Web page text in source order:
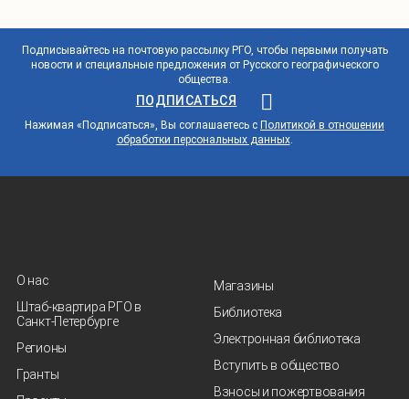
Подписывайтесь на почтовую рассылку РГО, чтобы первыми получать
новости и специальные предложения от Русского географического
общества.
ПОДПИСАТЬСЯ
Нажимая «Подписаться», Вы соглашаетесь с Политикой в отношении
обработки персональных данных.
О нас
Штаб-квартира РГО в
Санкт‑Петербурге
Регионы
Гранты
Магазины
Библиотека
Электронная библиотека
Вступить в общество
Взносы и пожертвования